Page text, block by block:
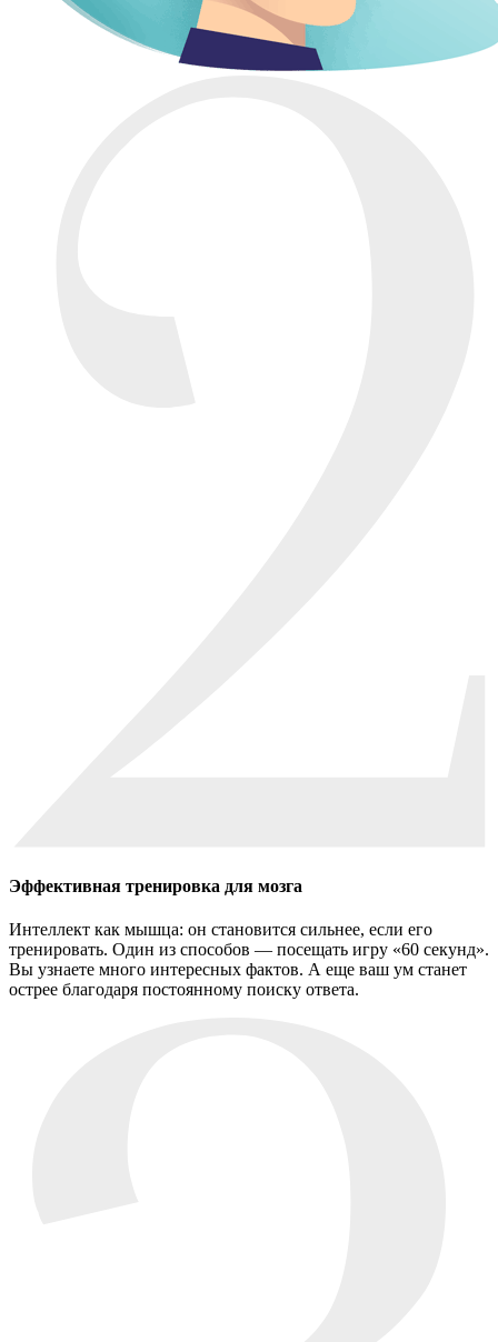
Эффективная тренировка для мозга
Интеллект как мышца: он становится сильнее, если его
тренировать. Один из способов — посещать игру «60 секунд».
Вы узнаете много интересных фактов. А еще ваш ум станет
острее благодаря постоянному поиску ответа.